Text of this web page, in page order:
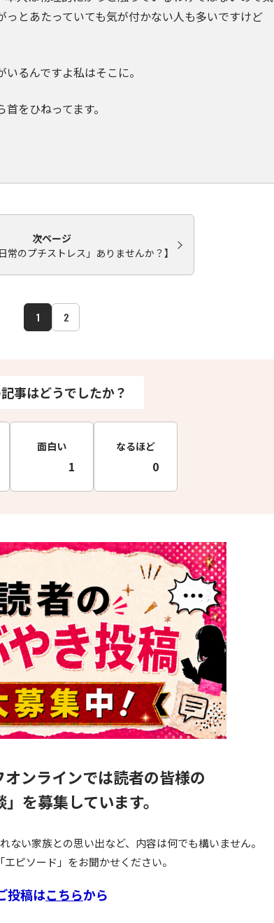
とあたっていても気が付かない人も多いですけど
るんですよ私はそこに。
をひねってます。
次ページ
常のプチストレス」ありませんか？】
1 2
事はどうでしたか？
面白い
1
なるほど
0
ンラインでは読者の皆様の
」を募集しています。
ない家族との思い出など、内容は何でも構いません。
ピソード」をお聞かせください。
投稿はこちらから